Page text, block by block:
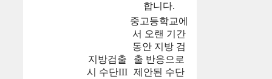
합니다.
지방검출
시 수단III
중고등학교에
서 오랜 기간
동안 지방 검
출 반응으로
제안된 수단